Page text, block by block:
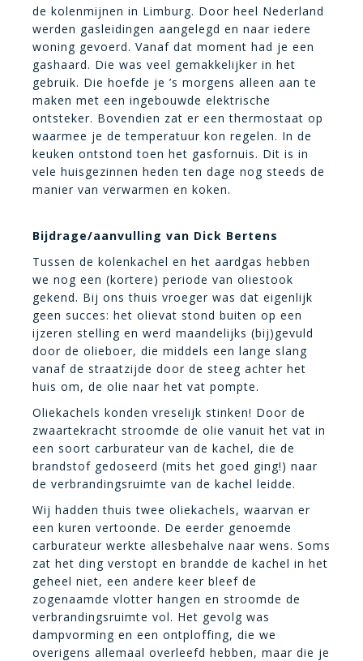
de kolenmijnen in Limburg. Door heel Nederland
werden gasleidingen aangelegd en naar iedere
woning gevoerd. Vanaf dat moment had je een
gashaard. Die was veel gemakkelijker in het
gebruik. Die hoefde je ’s morgens alleen aan te
maken met een ingebouwde elektrische
ontsteker. Bovendien zat er een thermostaat op
waarmee je de temperatuur kon regelen. In de
keuken ontstond toen het gasfornuis. Dit is in
vele huisgezinnen heden ten dage nog steeds de
manier van verwarmen en koken.
Bijdrage/aanvulling van Dick Bertens
Tussen de kolenkachel en het aardgas hebben
we nog een (kortere) periode van oliestook
gekend. Bij ons thuis vroeger was dat eigenlijk
geen succes: het olievat stond buiten op een
ijzeren stelling en werd maandelijks (bij)gevuld
door de olieboer, die middels een lange slang
vanaf de straatzijde door de steeg achter het
huis om, de olie naar het vat pompte.
Oliekachels konden vreselijk stinken! Door de
zwaartekracht stroomde de olie vanuit het vat in
een soort carburateur van de kachel, die de
brandstof gedoseerd (mits het goed ging!) naar
de verbrandingsruimte van de kachel leidde.
Wij hadden thuis twee oliekachels, waarvan er
een kuren vertoonde. De eerder genoemde
carburateur werkte allesbehalve naar wens. Soms
zat het ding verstopt en brandde de kachel in het
geheel niet, een andere keer bleef de
zogenaamde vlotter hangen en stroomde de
verbrandingsruimte vol. Het gevolg was
dampvorming en een ontploffing, die we
overigens allemaal overleefd hebben, maar die je